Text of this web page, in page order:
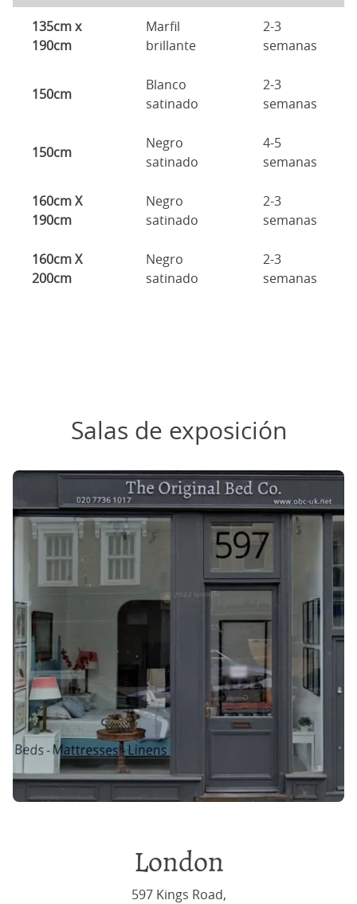
135cm x
190cm
Marfil
brillante
2-3
semanas
150cm
Blanco
satinado
2-3
semanas
150cm
Negro
satinado
4-5
semanas
160cm X
190cm
Negro
satinado
2-3
semanas
160cm X
200cm
Negro
satinado
2-3
semanas
Salas de exposición
London
597 Kings Road,